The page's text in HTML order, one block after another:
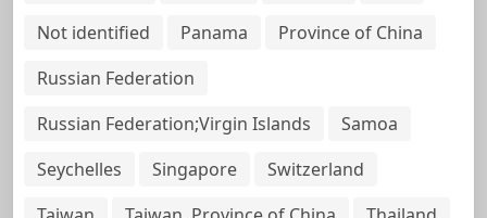
Not identified
Panama
Province of China
Russian Federation
Russian Federation;Virgin Islands
Samoa
Seychelles
Singapore
Switzerland